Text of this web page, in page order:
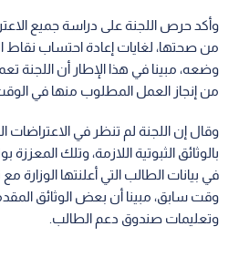
وأكد حرص اللجنة على دراسة جميع
من صحتها، لغايات إعادة احتساب نقاط
وضعه، مبينا في هذا الإطار أن اللجنة
من إنجاز العمل المطلوب منها في
وقال إن اللجنة لم تنظر في الاعتراضات
بالوثائق الثبوتية اللازمة، وتلك
في بيانات الطالب التي أعلنتها الوزارة مع
وقت سابق، مبينا أن بعض الوثائق
وتعليمات صندوق دعم الطالب.